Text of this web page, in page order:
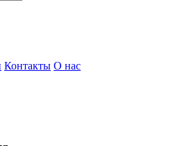
Контакты О нас